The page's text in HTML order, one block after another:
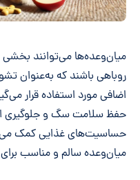
میان‌وعده‌ها می‌توانند
روباهی باشند که به‌عنوان
اضافی مورد استفاده قرار
حفظ سلامت سگ و جلوگیری از
حساسیت‌های غذایی کمک
میان‌وعده سالم و مناسب